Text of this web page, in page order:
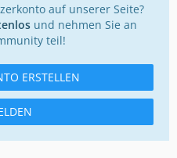
auf unserer Seite?
und nehmen Sie an
teil!
ERSTELLEN